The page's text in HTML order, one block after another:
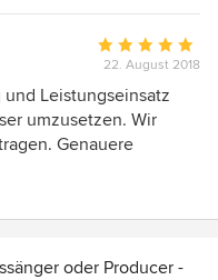
Bewertung:
5
von
5
22. August 2018
Leistungseinsatz
umzusetzen. Wir
Genauere
eine
der verbauten
die erwartete
oder Producer -